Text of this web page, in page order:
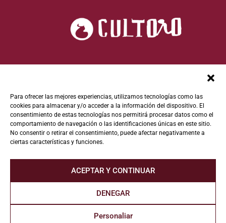
Para ofrecer las mejores experiencias, utilizamos tecnologías como las
cookies para almacenar y/o acceder a la información del dispositivo. El
consentimiento de estas tecnologías nos permitirá procesar datos como el
comportamiento de navegación o las identificaciones únicas en este sitio.
No consentir o retirar el consentimiento, puede afectar negativamente a
ciertas características y funciones.
ACEPTAR Y CONTINUAR
DENEGAR
Personaliar